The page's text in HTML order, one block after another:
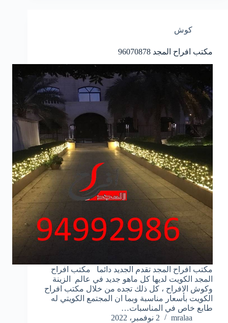
كوش
مكتب افراح المجد 96070878
مكتب افراح المجد تقدم الجديد دائما مكتب افراح
المجد الكويت لديها كل ماهو جديد في عالم الزينة
وكوش الافراح ، كل ذلك تجده من خلال مكتب افراح
الكويت بأسعار مناسبة وبما ان المجتمع الكويتي له
طابع خاص في المناسبات…
mralaa
2 نوفمبر، 2022